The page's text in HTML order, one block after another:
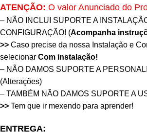
ATENÇÃO: O valor Anunciado do
– NÃO INCLUI SUPORTE A
CONFIGURAÇÃO! (Acompanha
>> Caso precise da nossa Instalação e
selecionar Com instalação!
– NÃO DAMOS SUPORTE A
(Alterações)
– TAMBÉM NÃO DAMOS SUPORTE A
>> Tem que ir mexendo para aprender!
ENTREGA: